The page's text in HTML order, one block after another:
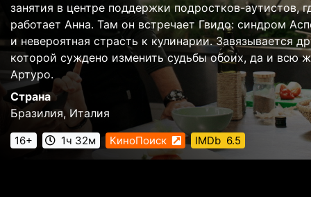
занятия в центре поддержки подростков-аутистов,
работает Анна. Там он встречает Гвидо: синдром
и невероятная страсть к кулинарии. Завязывается
которой суждено изменить судьбы обоих, да и всю
Артуро.
Страна
Бразилия, Италия
16+ 1ч 32м КиноПоиск IMDb 6.5